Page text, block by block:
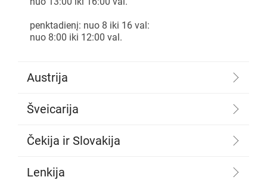
penktadienį: nuo 8 iki 16 val:
nuo 8:00 iki 12:00 val.
Austrija
Šveicarija
Čekija ir Slovakija
Lenkija